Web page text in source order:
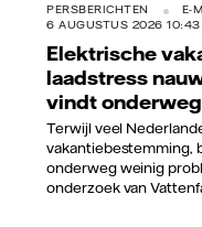
PERSBERICHTEN
E-
6 AUGUSTUS 2026 10:43
Elektrische
laadstress
vindt
Terwijl veel
vakantiebestemming,
onderweg weinig
onderzoek van